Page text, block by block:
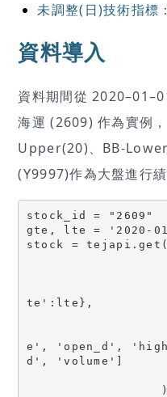
未調整(日)技術指標
資料導入
資料期間從
海運 (2609) 作為實例
Upper(20)、BB-
(Y9997)作為大盤進行績
stock_id = "2609"
gte, lte = '2020-
stock =
mdate = {'gte':gte,
te':lte},
e', 'open_d',
d', 'volume']